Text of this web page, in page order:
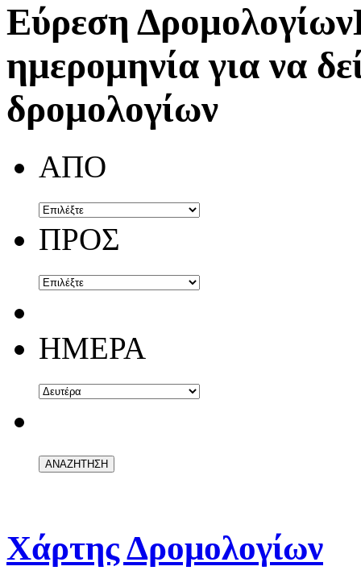
Εύρεση Δρομολογίων
ημερομηνία για να
δρομολογίων
ΑΠΟ
ΠΡΟΣ
ΗΜΕΡΑ
Χάρτης Δρομολογίων